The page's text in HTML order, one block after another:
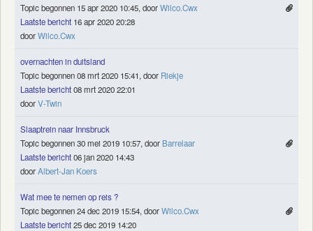
Topic begonnen 15 apr 2020 10:45, doorWilco.Cwx
Laatste bericht 16 apr 2020 20:28
doorWilco.Cwx
overnachten in duitsland
Topic begonnen 08 mrt 2020 15:41, door Riekje
Laatste bericht08 mrt 2020 22:01
doorV-Twin
Slaaptrein naar Innsbruck
Topic begonnen 30 mei 2019 10:57, door Barrelaar
Laatste bericht06 jan 2020 14:43
doorAlbert-Jan Koers
Wat mee te nemen op reis ?
Topic begonnen 24 dec 2019 15:54, doorWilco.Cwx
Laatste bericht25 dec 2019 14:20